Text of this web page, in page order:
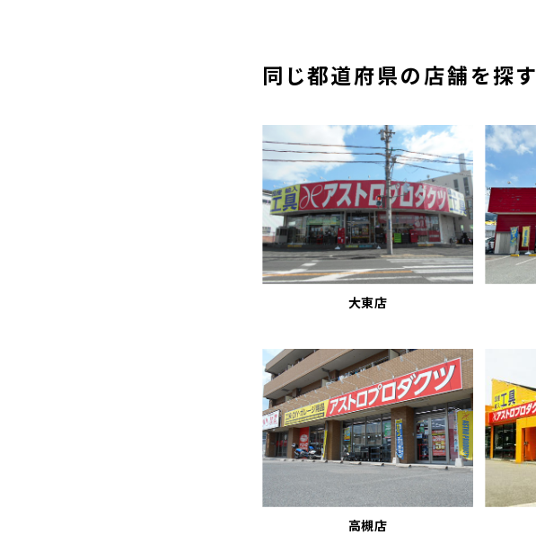
同じ都道府県の店舗を探す
大東店
高槻店